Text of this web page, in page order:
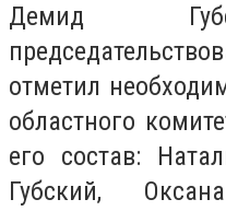
Демид
отметил
областного
его состав:
Губский,